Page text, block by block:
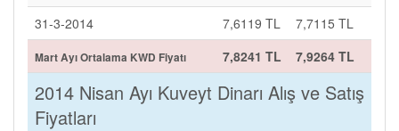
31-3-2014
7,6119 TL 7,7115 TL
Mart Ayı Ortalama KWD Fiyatı 7,8241 TL 7,9264 TL
2014 Nisan Ayı Kuveyt Dinarı Alış ve Satış
Fiyatları